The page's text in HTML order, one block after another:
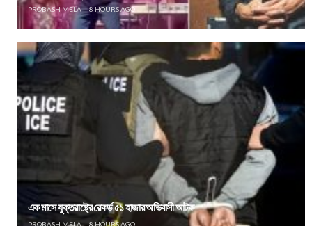
PROBASH MELA 8 HOURS AGO
এক মাসে যুক্তরাষ্ট্রে রেকর্ড ৫১ হাজার অভিবাসী আটক
PROBASH MELA 8 HOURS AGO